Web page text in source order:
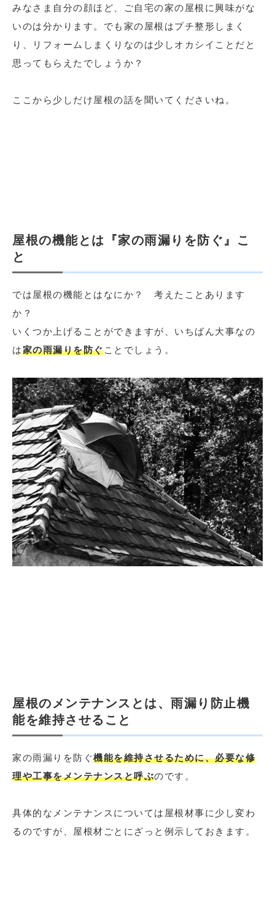
みなさま自分の顔ほど、ご自宅の家の屋根に興味がな
いのは分かります。でも家の屋根はプチ整形しまく
り、リフォームしまくりなのは少しオカシイことだと
思ってもらえたでしょうか？
ここから少しだけ屋根の話を聞いてくださいね。
屋根の機能とは『家の雨漏りを防ぐ』こ
と
では屋根の機能とはなにか？ 考えたことあります
か？
いくつか上げることができますが、いちばん大事なの
は家の雨漏りを防ぐことでしょう。
屋根のメンテナンスとは、雨漏り防止機
能を維持させること
家の雨漏りを防ぐ機能を維持させるために、必要な修
理や工事をメンテナンスと呼ぶのです。
具体的なメンテナンスについては屋根材事に少し変わ
るのですが、屋根材ごとにざっと例示しておきます。